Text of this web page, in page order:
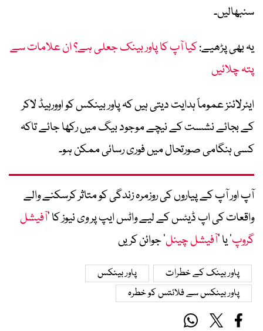
سنبھالیں۔
یہ بھی پڑھیے:کیا آپ کا پاور بینک جعلی ہے؟ ان علامات سے
پتہ چلائیں
ایئرلائنز عموماً ہدایت دیتی ہیں کہ پاور بینکس کو اوورہیڈ لاکر
کے بجائے نشست کے نیچے موجود بیگ میں رکھا جائے تاکہ
کسی ہنگامی صورتحال میں فوری رسائی ممکن ہو۔
آپ اور آپ کے پیاروں کی روزمرہ زندگی کو متاثر کرسکنے والے
واقعات کی اپ ڈیٹس کے لیے واٹس ایپ پر وی نیوز کا ’آفیشل
گروپ‘ یا ’آفیشل چینل‘ جوائن کریں
پاور بینک کے خطرات
پاور بینکس
پاور بینکس سے فلائتس کو خطرہ